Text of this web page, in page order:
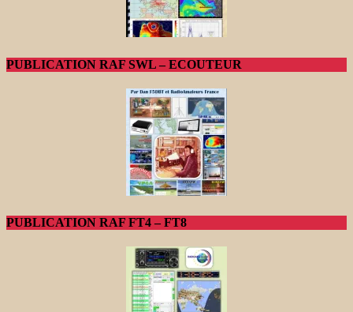
PUBLICATION RAF SWL – ECOUTEUR
PUBLICATION RAF FT4 – FT8